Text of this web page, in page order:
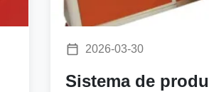
2026-03-30
Sistema de